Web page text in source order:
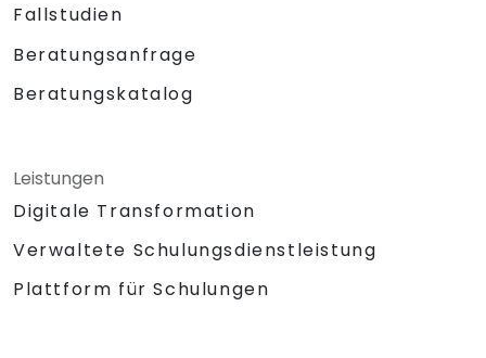
Fallstudien
Beratungsanfrage
Beratungskatalog
Leistungen
Digitale Transformation
Verwaltete Schulungsdienstleistung
Plattform für Schulungen